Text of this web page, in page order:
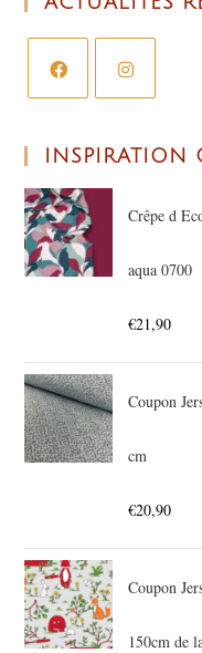
INSPIRATION
Crêpe d
aqua 0700
€21,90
Coupon
cm
€20,90
Coupon
150cm de